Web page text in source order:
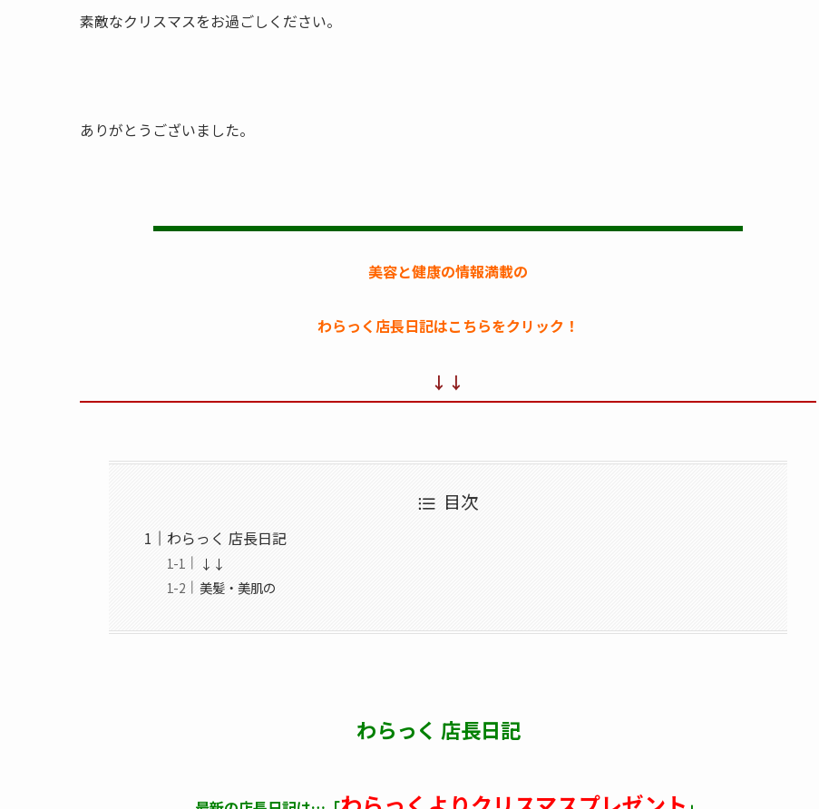
素敵なクリスマスをお過ごしください。
ありがとうございました。
美容と健康の情報満載の
わらっく店長日記はこちらをクリック！
↓↓
目次
わらっく 店長日記
↓↓
美髪・美肌の
わらっく 店長日記